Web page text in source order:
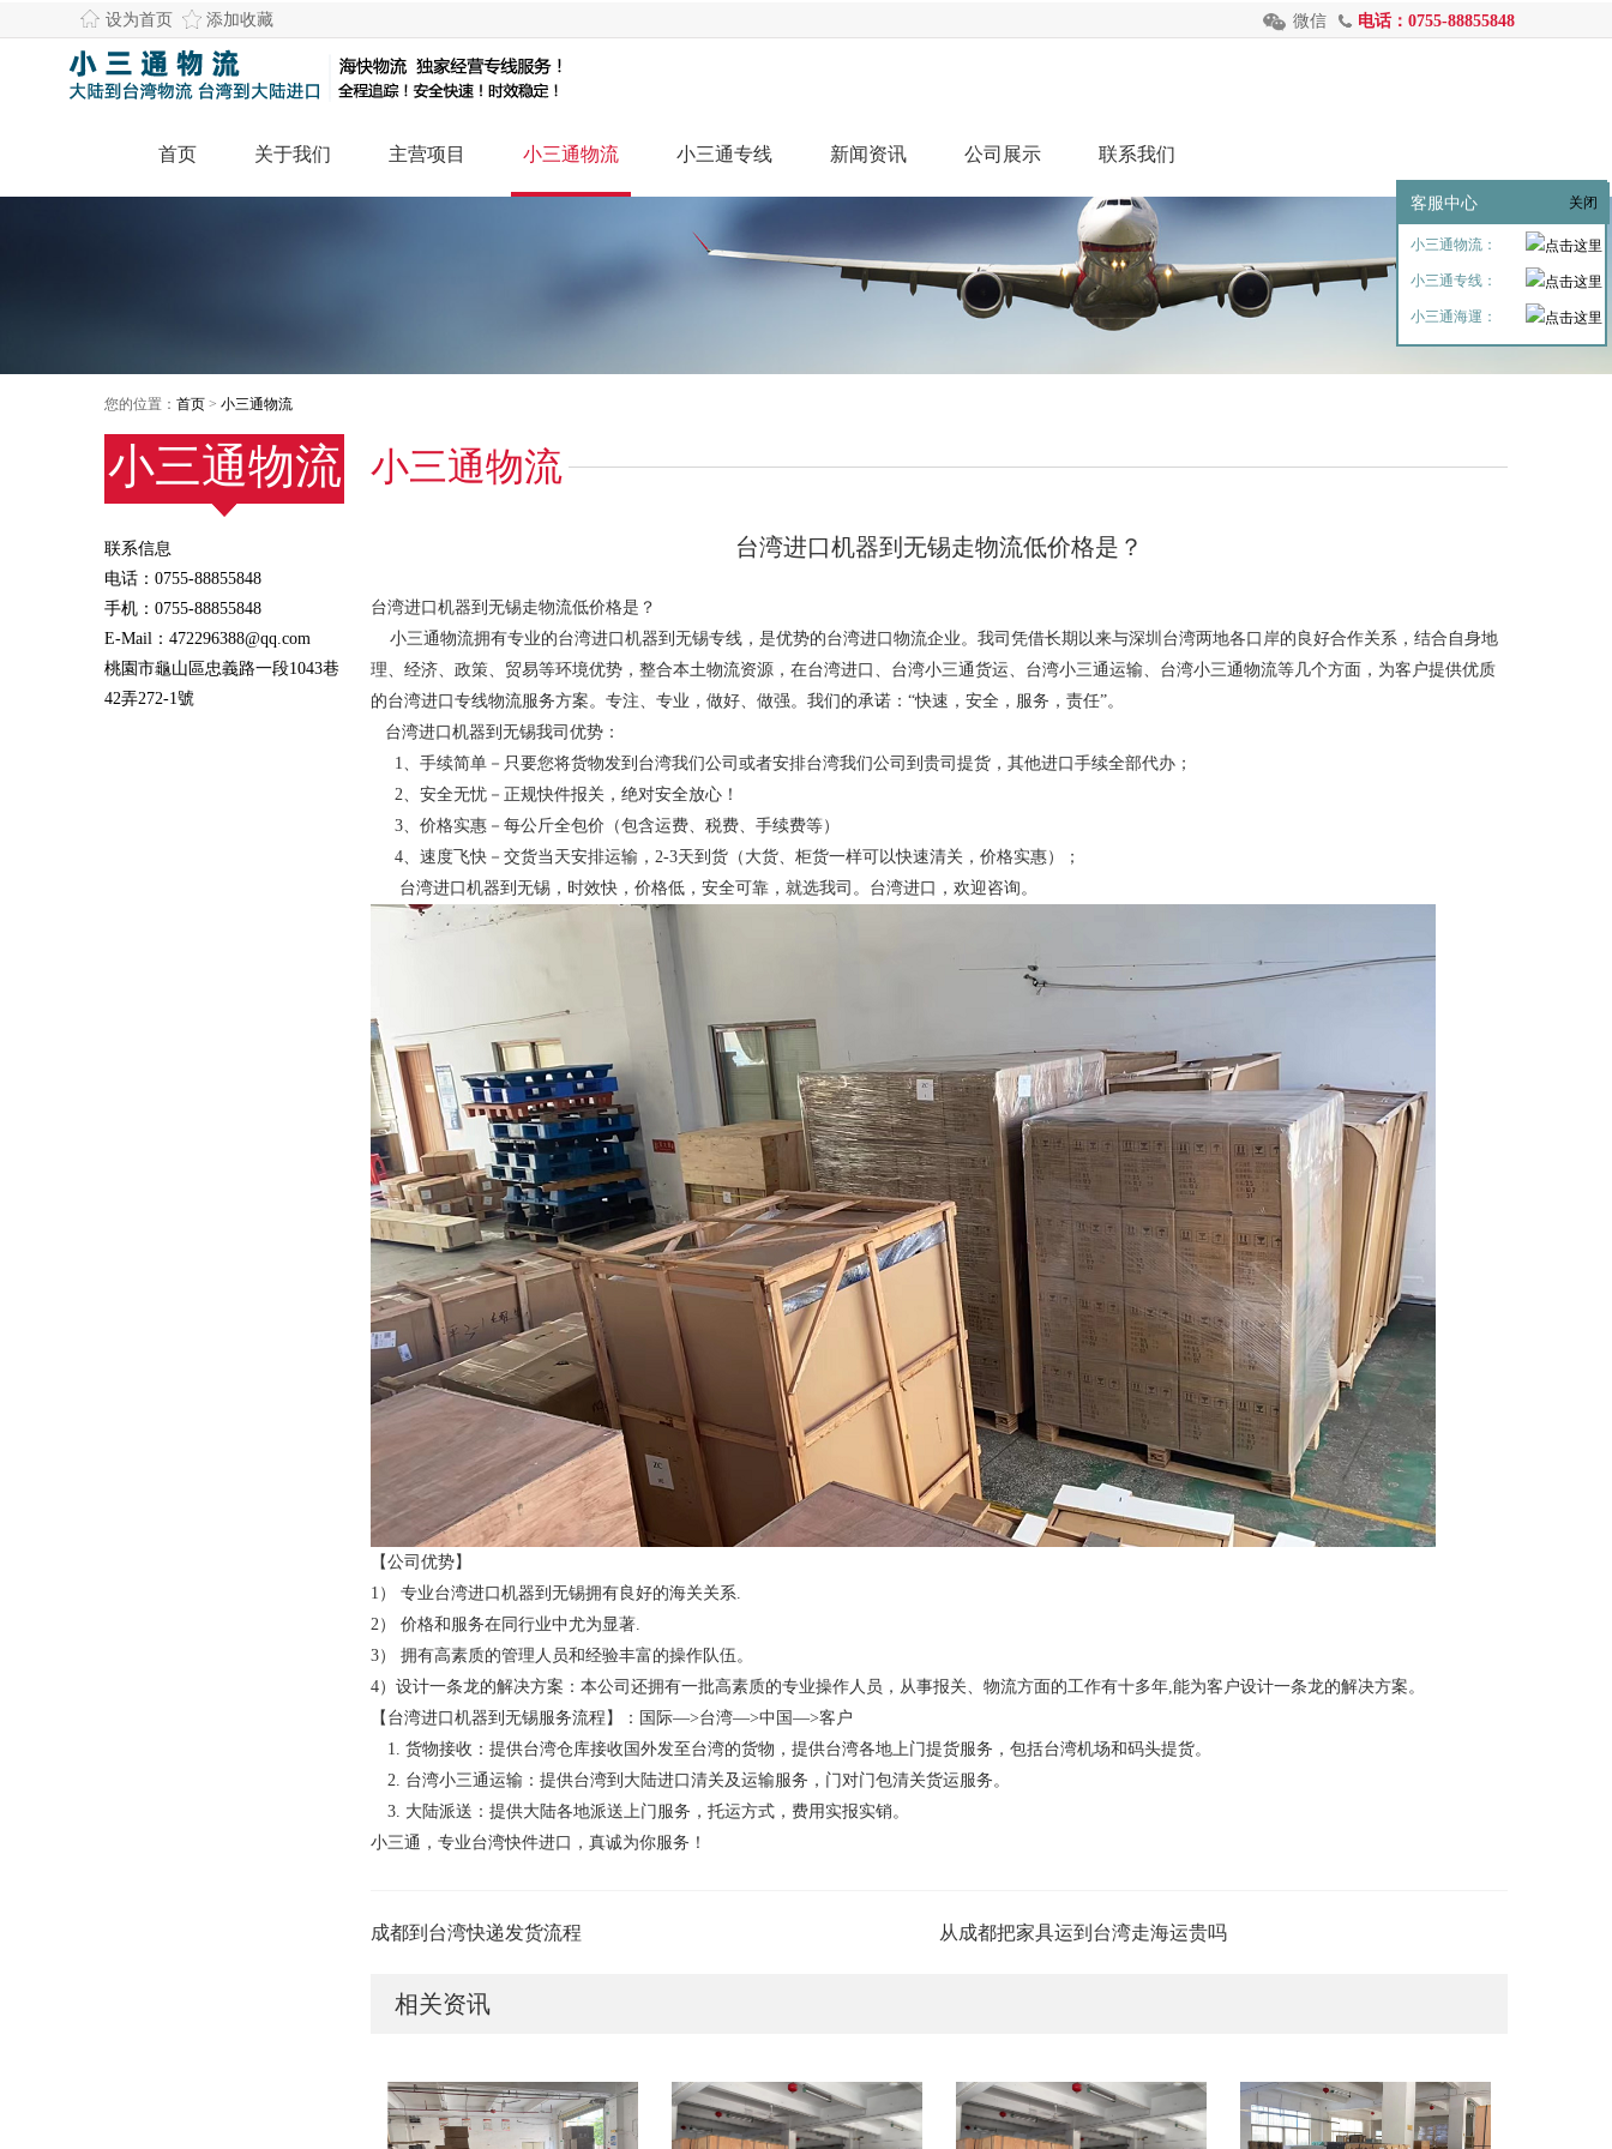
设为首页 添加收藏 微信 电话：0755-88855848
首页 关于我们 主营项目 小三通物流 小三通专线 新闻资讯 公司展示 联系我们
您的位置： 首页 > 小三通物流
小三通物流
联系信息
电话：0755-88855848
手机：0755-88855848
E-Mail：472296388@qq.com
桃園市龜山區忠義路一段1043巷
42弄272-1號
小三通物流
台湾进口机器到无锡走物流低价格是？
台湾进口机器到无锡走物流低价格是？
小三通物流拥有专业的台湾进口机器到无锡专线，是优势的台湾进口物流企业。我司凭借长期以来与深圳台湾两地各口岸的良好合作关系，结合自身地
理、经济、政策、贸易等环境优势，整合本土物流资源，在台湾进口、台湾小三通货运、台湾小三通运输、台湾小三通物流等几个方面，为客户提供优质
的台湾进口专线物流服务方案。专注、专业，做好、做强。我们的承诺：“快速，安全，服务，责任”。
台湾进口机器到无锡我司优势：
1、手续简单－只要您将货物发到台湾我们公司或者安排台湾我们公司到贵司提货，其他进口手续全部代办；
2、安全无忧－正规快件报关，绝对安全放心！
3、价格实惠－每公斤全包价（包含运费、税费、手续费等）
4、速度飞快－交货当天安排运输，2-3天到货（大货、柜货一样可以快速清关，价格实惠）；
台湾进口机器到无锡，时效快，价格低，安全可靠，就选我司。台湾进口，欢迎咨询。
【公司优势】
1） 专业台湾进口机器到无锡拥有良好的海关关系.
2） 价格和服务在同行业中尤为显著.
3） 拥有高素质的管理人员和经验丰富的操作队伍。
4）设计一条龙的解决方案：本公司还拥有一批高素质的专业操作人员，从事报关、物流方面的工作有十多年,能为客户设计一条龙的解决方案。
【台湾进口机器到无锡服务流程】：国际—>台湾—>中国—>客户
1. 货物接收：提供台湾仓库接收国外发至台湾的货物，提供台湾各地上门提货服务，包括台湾机场和码头提货。
2. 台湾小三通运输：提供台湾到大陆进口清关及运输服务，门对门包清关货运服务。
3. 大陆派送：提供大陆各地派送上门服务，托运方式，费用实报实销。
小三通，专业台湾快件进口，真诚为你服务！
成都到台湾快递发货流程 从成都把家具运到台湾走海运贵吗
相关资讯
关闭
客服中心
小三通物流：
小三通专线：
小三通海運：